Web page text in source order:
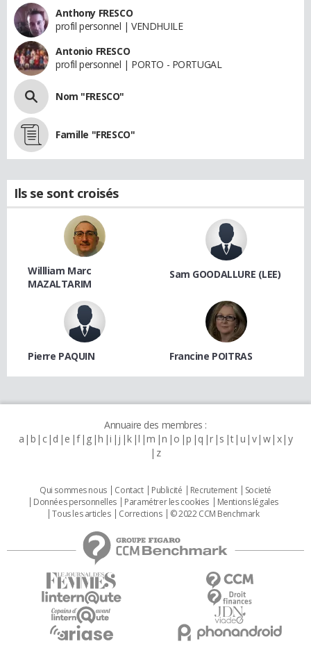
Anthony FRESCO
profil personnel | VENDHUILE
Antonio FRESCO
profil personnel | PORTO - PORTUGAL
Nom "FRESCO"
Famille "FRESCO"
Ils se sont croisés
Willliam Marc
MAZALTARIM
Sam GOODALLURE (LEE)
Pierre PAQUIN Francine POITRAS
Annuaire des membres :
a b c d e f g h i j k l m n o p q r s t u v w x y
z
Qui sommes nous Contact Publicité Recrutement
Societé
Données personnelles
Paramétrer les cookies
Mentions légales
Tous les articles
Corrections © 2022 CCM Benchmark